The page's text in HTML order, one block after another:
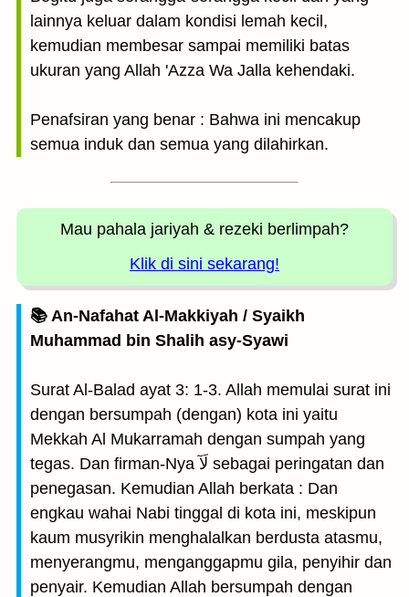
lainnya keluar dalam kondisi lemah kecil,
kemudian membesar sampai memiliki batas
ukuran yang Allah 'Azza Wa Jalla kehendaki.
Penafsiran yang benar : Bahwa ini mencakup
semua induk dan semua yang dilahirkan.
Mau pahala jariyah & rezeki berlimpah?
Klik di sini sekarang!
📚 An-Nafahat Al-Makkiyah / Syaikh
Muhammad bin Shalih asy-Syawi
Surat Al-Balad ayat 3: 1-3. Allah memulai surat ini
dengan bersumpah (dengan) kota ini yaitu
Mekkah Al Mukarramah dengan sumpah yang
tegas. Dan firman-Nya لَآ sebagai peringatan dan
penegasan. Kemudian Allah berkata : Dan
engkau wahai Nabi tinggal di kota ini, meskipun
kaum musyrikin menghalalkan berdusta atasmu,
menyerangmu, menganggapmu gila, penyihir dan
penyair. Kemudian Allah bersumpah dengan